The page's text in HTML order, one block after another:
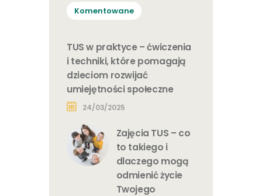
Komentowane
TUS w praktyce – ćwiczenia
i techniki, które pomagają
dzieciom rozwijać
umiejętności społeczne
24/03/2025
Zajęcia TUS – co
to takiego i
dlaczego mogą
odmienić życie
Twojego